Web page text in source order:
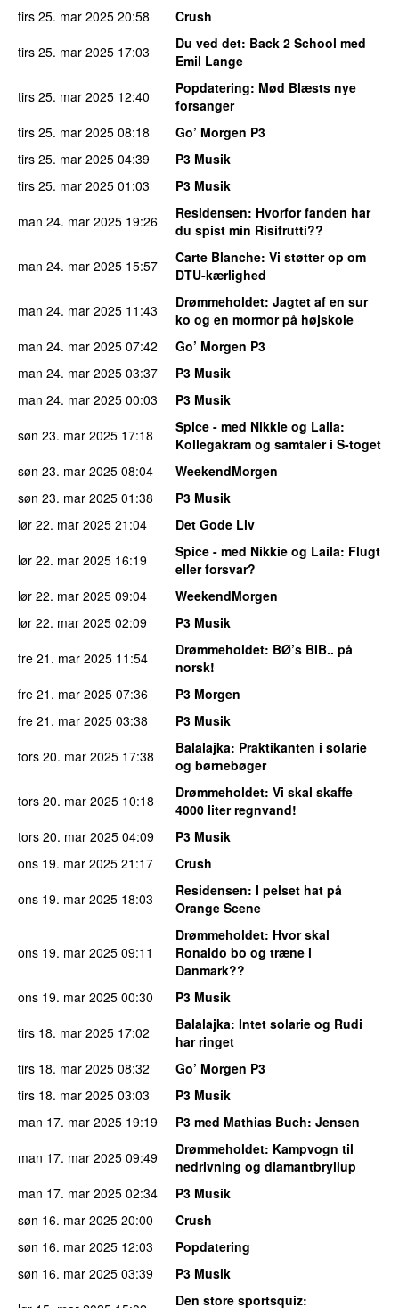
tirs 25. mar 2025 20:58
Crush
tirs 25. mar 2025 17:03 Du ved det: Back 2 School med
Emil Lange
tirs 25. mar 2025 12:40 Popdatering: Mød Blæsts nye
forsanger
tirs 25. mar 2025 08:18
Go’ Morgen P3
tirs 25. mar 2025 04:39
P3 Musik
tirs 25. mar 2025 01:03
P3 Musik
man 24. mar 2025 19:26 Residensen: Hvorfor fanden har
du spist min Risifrutti??
man 24. mar 2025 15:57 Carte Blanche: Vi støtter op om
DTU-kærlighed
man 24. mar 2025 11:43 Drømmeholdet: Jagtet af en sur
ko og en mormor på højskole
man 24. mar 2025 07:42
Go’ Morgen P3
man 24. mar 2025 03:37
P3 Musik
man 24. mar 2025 00:03
P3 Musik
søn 23. mar 2025 17:18 Spice - med Nikkie og Laila:
Kollegakram og samtaler i S-toget
søn 23. mar 2025 08:04
WeekendMorgen
søn 23. mar 2025 01:38
P3 Musik
lør 22. mar 2025 21:04
Det Gode Liv
lør 22. mar 2025 16:19 Spice - med Nikkie og Laila: Flugt
eller forsvar?
lør 22. mar 2025 09:04
WeekendMorgen
lør 22. mar 2025 02:09
P3 Musik
fre 21. mar 2025 11:54 Drømmeholdet: BØ’s BIB.. på
norsk!
fre 21. mar 2025 07:36
P3 Morgen
fre 21. mar 2025 03:38
P3 Musik
tors 20. mar 2025 17:38 Balalajka: Praktikanten i solarie
og børnebøger
tors 20. mar 2025 10:18 Drømmeholdet: Vi skal skaffe
4000 liter regnvand!
tors 20. mar 2025 04:09
P3 Musik
ons 19. mar 2025 21:17
Crush
ons 19. mar 2025 18:03 Residensen: I pelset hat på
Orange Scene
ons 19. mar 2025 09:11
Drømmeholdet: Hvor skal
Ronaldo bo og træne i
Danmark??
ons 19. mar 2025 00:30
P3 Musik
tirs 18. mar 2025 17:02 Balalajka: Intet solarie og Rudi
har ringet
tirs 18. mar 2025 08:32
Go’ Morgen P3
tirs 18. mar 2025 03:03
P3 Musik
man 17. mar 2025 19:19 P3 med Mathias Buch: Jensen
man 17. mar 2025 09:49 Drømmeholdet: Kampvogn til
nedrivning og diamantbryllup
man 17. mar 2025 02:34
P3 Musik
søn 16. mar 2025 20:00
Crush
søn 16. mar 2025 12:03
Popdatering
søn 16. mar 2025 03:39
P3 Musik
Den store sportsquiz: